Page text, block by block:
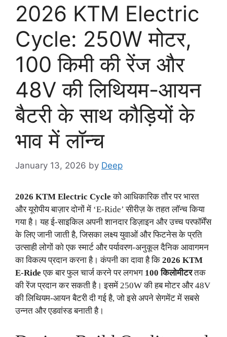
2026 KTM Electric
Cycle: 250W मोटर,
100 किमी की रेंज और
48V की लिथियम-आयन
बैटरी के साथ कौड़ियों के
भाव में लॉन्च
January 13, 2026 by Deep
2026 KTM Electric Cycle को आधिकारिक तौर पर भारत
और यूरोपीय बाज़ार दोनों में ‘E-Ride’ सीरीज़ के तहत लॉन्च किया
गया है। यह ई-साइकिल अपनी शानदार डिज़ाइन और उच्च परफॉर्मेंस
के लिए जानी जाती है, जिसका लक्ष्य युवाओं और फिटनेस के प्रति
उत्साही लोगों को एक स्मार्ट और पर्यावरण-अनुकूल दैनिक आवागमन
का विकल्प प्रदान करना है। कंपनी का दावा है कि 2026 KTM
E-Ride एक बार फुल चार्ज करने पर लगभग 100 किलोमीटरतक
की रेंज प्रदान कर सकती है। इसमें 250W की हब मोटर और 48V
की लिथियम-आयन बैटरी दी गई है, जो इसे अपने सेगमेंट में सबसे
उन्नत और एडवांस्ड बनाती है।